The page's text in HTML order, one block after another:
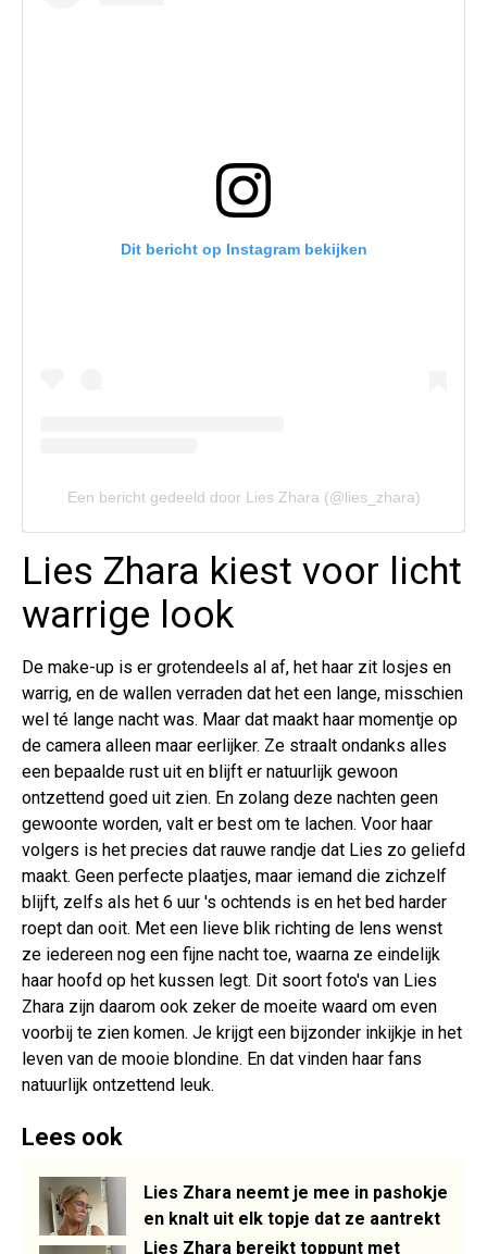
Dit bericht op Instagram bekijken
Een bericht gedeeld door Lies Zhara (@lies_zhara)
Lies Zhara kiest voor licht
warrige look
De make-up is er grotendeels al af, het haar zit losjes en
warrig, en de wallen verraden dat het een lange, misschien
wel té lange nacht was. Maar dat maakt haar momentje op
de camera alleen maar eerlijker. Ze straalt ondanks alles
een bepaalde rust uit en blijft er natuurlijk gewoon
ontzettend goed uit zien. En zolang deze nachten geen
gewoonte worden, valt er best om te lachen. Voor haar
volgers is het precies dat rauwe randje dat Lies zo geliefd
maakt. Geen perfecte plaatjes, maar iemand die zichzelf
blijft, zelfs als het 6 uur 's ochtends is en het bed harder
roept dan ooit. Met een lieve blik richting de lens wenst
ze iedereen nog een fijne nacht toe, waarna ze eindelijk
haar hoofd op het kussen legt. Dit soort foto's van Lies
Zhara zijn daarom ook zeker de moeite waard om even
voorbij te zien komen. Je krijgt een bijzonder inkijkje in het
leven van de mooie blondine. En dat vinden haar fans
natuurlijk ontzettend leuk.
Lees ook
Lies Zhara neemt je mee in pashokje
en knalt uit elk topje dat ze aantrekt
Lies Zhara bereikt toppunt met